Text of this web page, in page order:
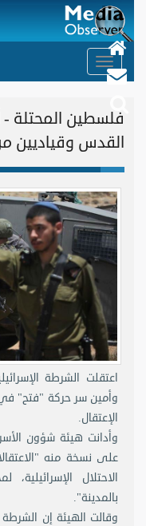
Toggle
navigation
فلسطين المحتلة -
القدس وقياديين
اعتقلت الشرطة
وأمين سر حركة "فتح"
الإعتقال.
وأدانت هيئة شؤون
على نسخة منه
الاحتلال
بالمدينة".
وقالت الهيئة إن